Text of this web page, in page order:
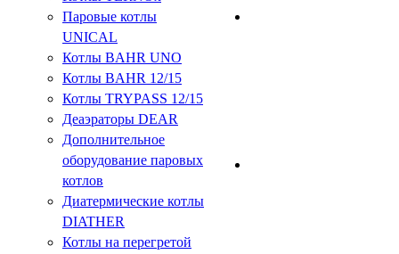
Паровые котлы
UNICAL
Котлы BAHR UNO
Котлы BAHR 12/15
Котлы TRYPASS 12/15
Деаэраторы DEAR
Дополнительное
оборудование паровых
котлов
Диатермические котлы
DIATHER
Котлы на перегретой